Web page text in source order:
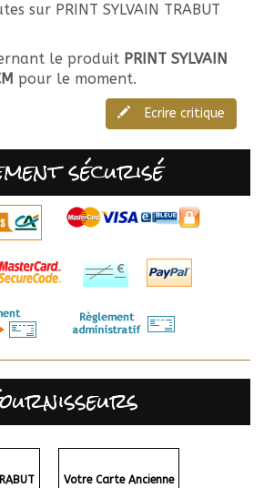
sur PRINT SYLVAIN TRABUT
le produit PRINT SYLVAIN
pour le moment.
Ecrire critique
sécurisé
Votre Carte Ancienne